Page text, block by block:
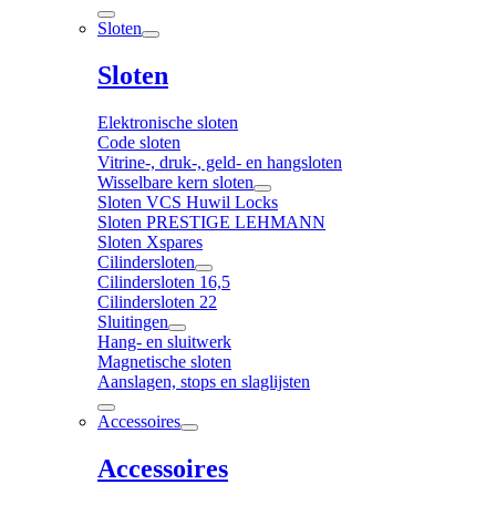
Sloten
Sloten
Elektronische sloten
Code sloten
Vitrine-, druk-, geld- en hangsloten
Wisselbare kern sloten
Sloten VCS Huwil Locks
Sloten PRESTIGE LEHMANN
Sloten Xspares
Cilindersloten
Cilindersloten 16,5
Cilindersloten 22
Sluitingen
Hang- en sluitwerk
Magnetische sloten
Aanslagen, stops en slaglijsten
Accessoires
Accessoires